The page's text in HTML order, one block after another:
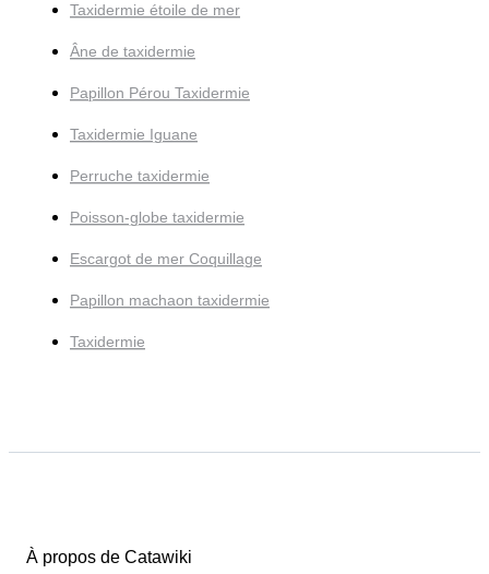
Taxidermie étoile de mer
Âne de taxidermie
Papillon Pérou Taxidermie
Taxidermie Iguane
Perruche taxidermie
Poisson-globe taxidermie
Escargot de mer Coquillage
Papillon machaon taxidermie
Taxidermie
À propos de Catawiki